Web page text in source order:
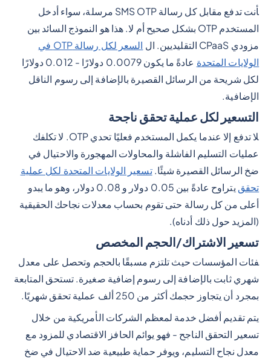
أنت تدفع مقابل كل رسالة SMS OTP مرسلة، سواء أدخل
المستخدم OTP بشكل صحيح أم لا. هذا هو النموذج السائد بين
مزودي CPaaS التقليديين. ال
السعر لكل رسالة OTP في
الولايات المتحدة
عادةً ما يكون 0.0079 دولارًا - 0.012 دولارًا
لكل شريحة من الرسائل القصيرة بالإضافة إلى رسوم الناقل
الإضافية.
التسعير لكل عملية تحقق ناجحة
لا تدفع إلا عندما يكمل المستخدم فعليًا تحدي OTP. لا تكلفك
عمليات التسليم الفاشلة والمحاولات المهجورة والاحتيال في
ضخ الرسائل القصيرة شيئًا.تسعير الولايات المتحدة لكل عملية
تحقق
يتراوح عادةً بين 0.05 دولار و 0.08 دولار، وهو ما يبدو
أعلى من كل رسالة حتى تقوم بحساب معدلات نجاحك الحقيقية
(المزيد حول ذلك أدناه).
تسعير الاشتراك/الحجم المخصص
فئات المؤسسات حيث تلتزم مسبقًا بالحجم وتحصل على معدل
شهري ثابت بالإضافة إلى رسوم إضافية صغيرة. تستحق المتابعة
بمجرد أن يتجاوز حجمك أكثر من 250 ألف عملية تحقق شهريًا.
يتم تقديم أفضل خدمة لمعظم الشركات الأمريكية من خلال
تسعير التحقق الناجح - فهو يوائم الحافز الاقتصادي للمزود مع
معدل نجاح التسليم، ويوفر حماية طبيعية ضد الاحتيال في ضخ